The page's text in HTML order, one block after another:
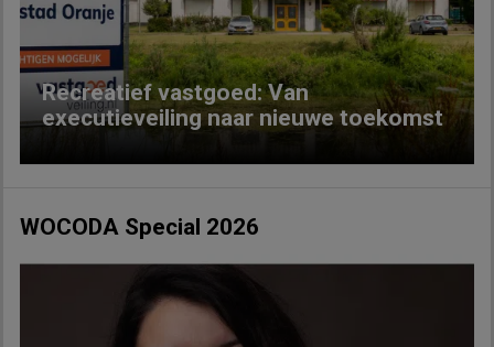
Recreatief vastgoed: Van
executieveiling naar nieuwe toekomst
WOCODA Special 2026